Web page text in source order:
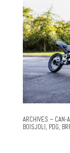
ARCHIVES – CAN-
BOISJOLI, PDG,